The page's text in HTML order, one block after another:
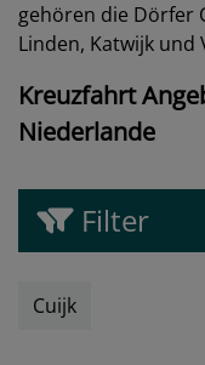
gehören die Dörfer
Linden, Katwijk und
Kreuzfahrt
Niederlande
Filter
Cuijk